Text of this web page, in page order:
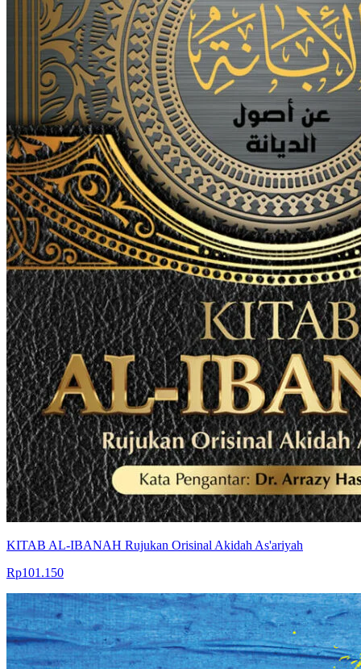
KITAB AL-IBANAH Rujukan Orisinal Akidah As'ariyah
Rp101.150